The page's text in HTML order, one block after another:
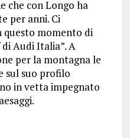
che con Longo ha
per anni. Ci
questo momento di
Audi Italia”. A
per la montagna le
sul suo profilo
in vetta impegnato